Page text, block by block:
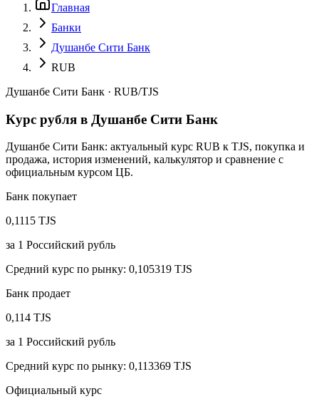
Главная
Банки
Душанбе Сити Банк
RUB
Душанбе Сити Банк · RUB/TJS
Курс рубля в Душанбе Сити Банк
Душанбе Сити Банк: актуальный курс RUB к TJS, покупка и
продажа, история изменений, калькулятор и сравнение с
официальным курсом ЦБ.
Банк покупает
0,1115 TJS
за 1 Российский рубль
Средний курс по рынку: 0,105319 TJS
Банк продает
0,114 TJS
за 1 Российский рубль
Средний курс по рынку: 0,113369 TJS
Официальный курс